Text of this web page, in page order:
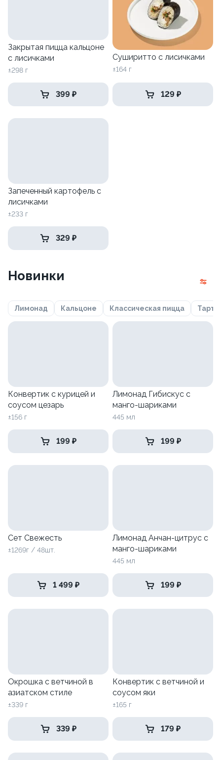
Закрытая пицца кальцоне
с лисичками
±298 г
399 ₽
Суширитто с лисичками
±164 г
129 ₽
Запеченный картофель с
лисичками
±233 г
329 ₽
Новинки
Лимонад Кальцоне Классическая пицца
Конвертик с курицей и
соусом цезарь
±156 г
199 ₽
Лимонад Гибискус с
манго-шариками
445 мл
199 ₽
Сет Свежесть
±1269г / 48шт.
1 499 ₽
Лимонад Анчан-цитрус с
манго-шариками
445 мл
199 ₽
Окрошка с ветчиной в
азиатском стиле
±339 г
339 ₽
Конвертик с ветчиной и
соусом яки
±165 г
179 ₽